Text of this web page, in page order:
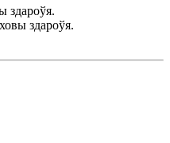
здароўя.
здароўя.